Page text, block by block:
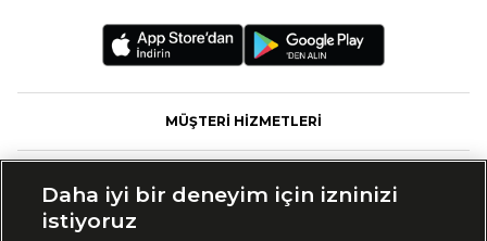
MÜŞTERİ HİZMETLERİ
Daha iyi bir deneyim için izninizi
istiyoruz